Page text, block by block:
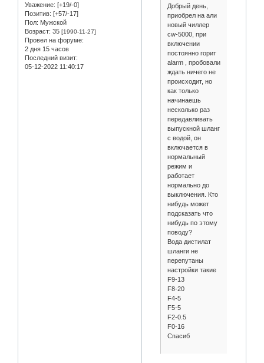
Уважение: [+19/-0]
Позитив: [+57/-17]
Пол: Мужской
Возраст: 35 [1990-11-27]
Провел на форуме:
2 дня 15 часов
Последний визит:
05-12-2022 11:40:17
Добрый день,
приобрел на али
новый чиллер
cw-5000, при
включении
постоянно горит
alarm , пробовали
ждать ничего не
происходит, но
как только
начинаешь
несколько раз
передавливать
выпускной шланг
с водой, он
включается в
нормальный
режим и
работает
нормально до
выключения. Кто
нибудь может
подсказать что
нибудь по этому
поводу?
Вода дистилат
шланги не
перепутаны
настройки такие
F9-13
F8-20
F4-5
F5-5
F2-0.5
F0-16
Спасиб